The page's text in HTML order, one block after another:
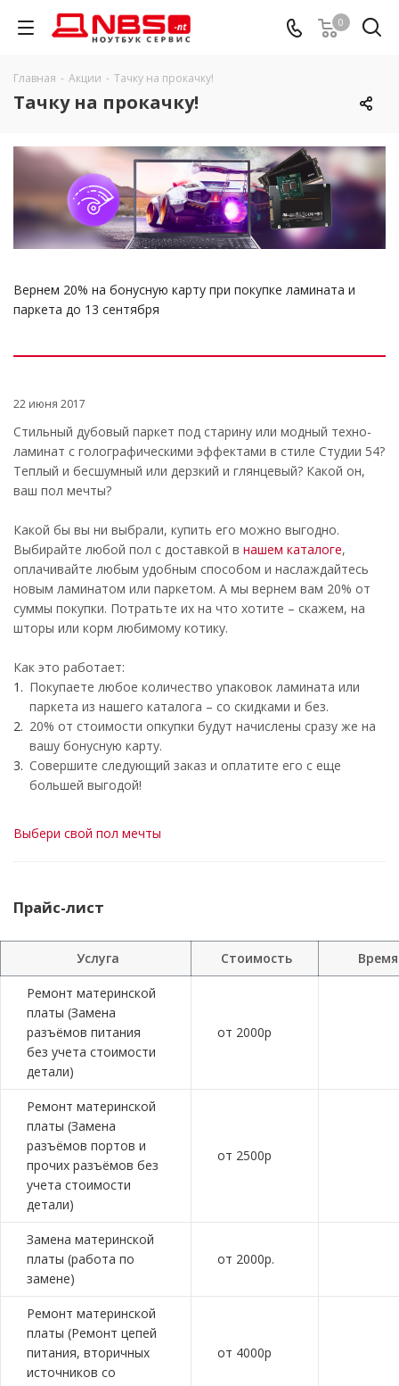
0
Главная - Акции - Тачку на прокачку!
Тачку на прокачку!
Вернем 20% на бонусную карту при покупке ламината и
паркета до 13 сентября
22 июня 2017
Стильный дубовый паркет под старину или модный техно-
ламинат с голографическими эффектами в стиле Студии 54?
Теплый и бесшумный или дерзкий и глянцевый? Какой он,
ваш пол мечты?
Какой бы вы ни выбрали, купить его можно выгодно.
Выбирайте любой пол с доставкой в нашем каталоге,
оплачивайте любым удобным способом и наслаждайтесь
новым ламинатом или паркетом. А мы вернем вам 20% от
суммы покупки. Потратьте их на что хотите – скажем, на
шторы или корм любимому котику.
Как это работает:
Покупаете любое количество упаковок ламината или
паркета из нашего каталога – со скидками и без.
20% от стоимости опкупки будут начислены сразу же на
вашу бонусную карту.
Совершите следующий заказ и оплатите его с еще
большей выгодой!
Выбери свой пол мечты
Прайс-лист
Услуга Стоимость Время
Ремонт материнской
платы (Замена
разъёмов питания
без учета стоимости
детали)
от 2000р
Ремонт материнской
платы (Замена
разъёмов портов и
прочих разъёмов без
учета стоимости
детали)
от 2500р
Замена материнской
платы (работа по
замене)
от 2000р.
Ремонт материнской
платы (Ремонт цепей
питания, вторичных
источников со
от 4000р